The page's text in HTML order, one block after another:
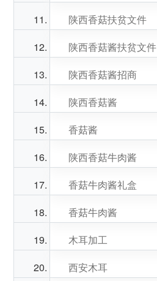
陕西香菇扶贫文件
陕西香菇酱扶贫文件
陕西香菇酱招商
陕西香菇酱
香菇酱
陕西香菇牛肉酱
香菇牛肉酱礼盒
香菇牛肉酱
木耳加工
西安木耳